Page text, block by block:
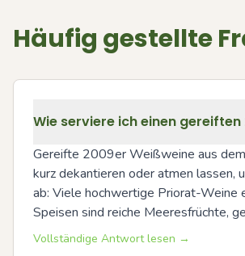
Häufig gestellte
Wie serviere ich einen
Gereifte 2009er Weißweine aus
kurz dekantieren oder atmen lassen,
ab: Viele hochwertige Priorat-Weine
Speisen sind reiche Meeresfrüchte,
Vollständige Antwort lesen →